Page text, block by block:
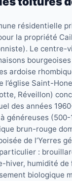
résidentielle
la propriété
Le centre-
bourgeoises
ardoise
l’église Saint-
Réveillon)
des années
généreuses (500-
brun-rouge
de l’Yerres
:
hiver, humidité de
biologique